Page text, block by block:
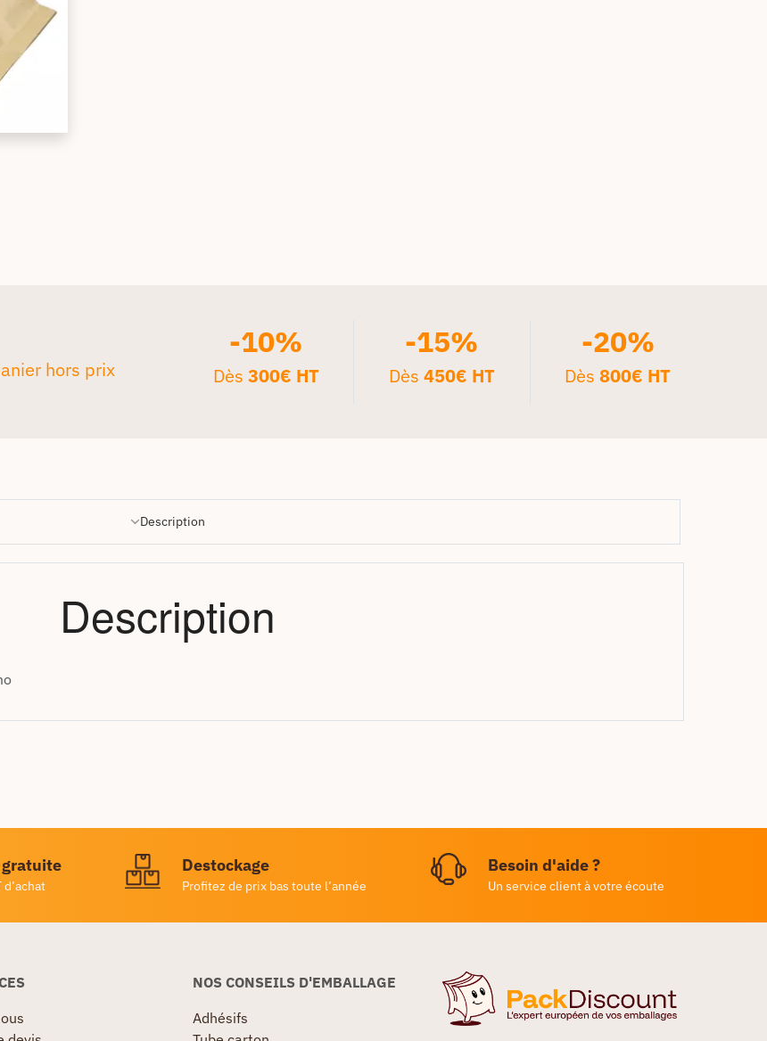
hors prix
-10%
Dès 300€ HT
-15%
Dès 450€ HT
-20%
Dès800€ HT
Description
Description
Destockage
Profitez de prix bas toute l’année
Besoin d'aide ?
Un service client à votre écoute
NOS CONSEILS D'EMBALLAGE
Adhésifs